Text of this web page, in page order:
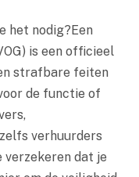
het nodig?Een
is een officieel
strafbare feiten
de functie of
verhuurders
verzekeren dat je